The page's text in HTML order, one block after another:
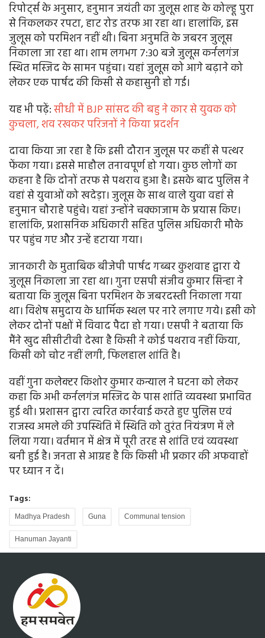
रिपोर्ट्स के अनुसार, हनुमान जयंती का जुलूस शाह के कोल्हू पुरा
से निकलकर रपटा, हाट रोड तरफ आ रहा था। हालांकि, इस
जुलूस को परमिशन नहीं थी। बिना अनुमति के जबरन जुलूस
निकाला जा रहा था। शाम लगभग 7:30 बजे जुलूस कर्नलगंज
स्थित मस्जिद के सामन पहुंचा। यहां जुलूस को आगे बढ़ाने को
लेकर एक पार्षद की किसी से कहासुनी हो गई।
यह भी पढ़ें:सीधी में BJP सांसद की बहु ने कार से युवक को
कुचला, शव रखकर परिजनों ने किया प्रदर्शन
दावा किया जा रहा है कि इसी दौरान जुलूस पर कहीं से पत्थर
फेंका गया। इससे माहौल तनावपूर्ण हो गया। कुछ लोगों का
कहना है कि दोनों तरफ से पथराव हुआ है। इसके बाद पुलिस ने
वहां से युवाओं को खदेड़ा। जुलूस के साथ वाले युवा वहां से
हनुमान चौराहे पहुंचे। यहां उन्होंने चक्काजाम के प्रयास किए।
हालांकि, प्रशासनिक अधिकारी सहित पुलिस अधिकारी मौके
पर पहुंच गए और उन्हें हटाया गया।
जानकारी के मुताबिक बीजेपी पार्षद गब्बर कुशवाह द्वारा ये
जुलूस निकाला जा रहा था। गुना एसपी संजीव कुमार सिन्हा ने
बताया कि जुलूस बिना परमिशन के जबरदस्ती निकाला गया
था। विशेष समुदाय के धार्मिक स्थल पर नारे लगाए गये। इसी को
लेकर दोनों पक्षों में विवाद पैदा हो गया। एसपी ने बताया कि
मैंने खुद सीसीटीवी देखा है किसी ने कोई पथराव नहीं किया,
किसी को चोट नहीं लगी, फिलहाल शांति है।
वहीं गुना कलेक्टर किशोर कुमार कन्याल ने घटना को लेकर
कहा कि अभी कर्नलगंज मस्जिद के पास शांति व्यवस्था प्रभावित
हुई थी। प्रशासन द्वारा त्वरित कार्रवाई करते हुए पुलिस एवं
राजस्व अमले की उपस्थिति में स्थिति को तुरंत नियंत्रण में ले
लिया गया। वर्तमान में क्षेत्र में पूरी तरह से शांति एवं व्यवस्था
बनी हुई है। जनता से आग्रह है कि किसी भी प्रकार की अफवाहों
पर ध्यान न दें।
Tags:
Madhya Pradesh Guna Communal tension
Hanuman Jayanti